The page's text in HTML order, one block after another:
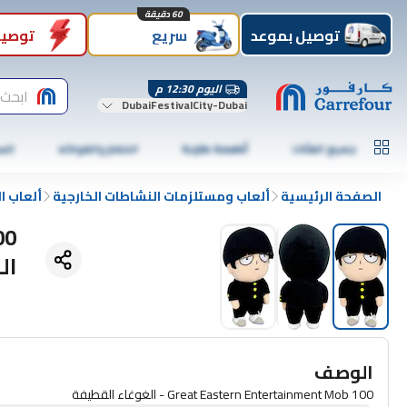
توصيل بموعد سريع
60 دقيقة
اليوم 12:30 م
DubaiFestivalCity-Dubai
جميع الفئات أطعمة طازجة الخضار والفواكه
الصفحة الرئيسية ألعاب ومستلزمات النشاطات الخارجية ألعاب
الوصف
Great Eastern Entertainment Mob 100 - الغوغاء القطيفة